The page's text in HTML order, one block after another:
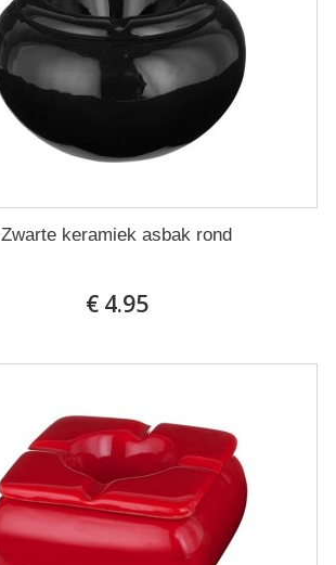
Zwarte keramiek asbak rond
€ 4.95